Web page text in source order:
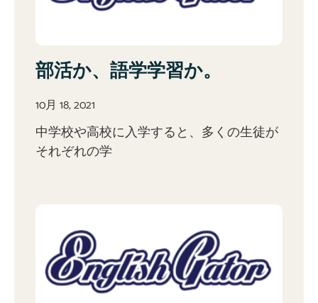
部活か、語学学習か。
10月 18, 2021
中学校や高校に入学すると、多くの生徒が
それぞれの学